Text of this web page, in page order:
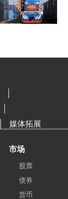
媒体拓展
市场
股票
债券
货币